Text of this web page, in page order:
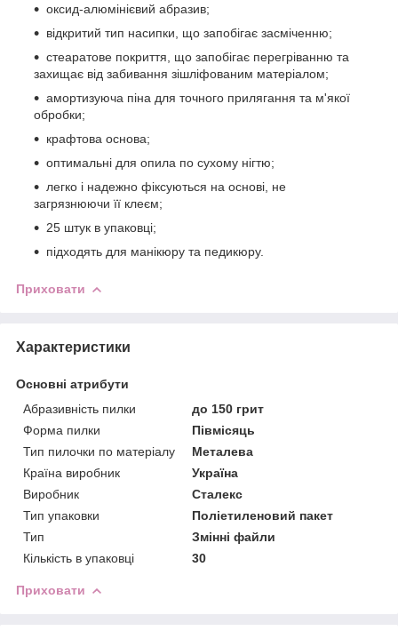
оксид-алюмінієвий абразив;
відкритий тип насипки, що запобігає засміченню;
стеаратове покриття, що запобігає перегріванню та
захищає від забивання зішліфованим матеріалом;
амортизуюча піна для точного прилягання та м'якої
обробки;
крафтова основа;
оптимальні для опила по сухому нігтю;
легко і надежно фіксуються на основі, не
загрязнюючи її клеєм;
25 штук в упаковці;
підходять для манікюру та педикюру.
Приховати
Характеристики
Основні атрибути
Абразивність пилки
до 150 грит
Форма пилки
Півмісяць
Тип пилочки по матеріалу
Металева
Країна виробник
Україна
Виробник
Сталекс
Тип упаковки
Поліетиленовий пакет
Тип
Змінні файли
Кількість в упаковці
30
Приховати